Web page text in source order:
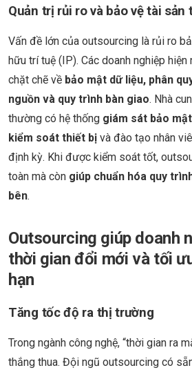
Quản trị rủi ro và bảo vệ tài sản
Vấn đề lớn của outsourcing là rủi ro
hữu trí tuệ (IP). Các doanh nghiệp
chặt chẽ về bảo mật dữ liệu, phân
nguồn và quy trình bàn giao. Nhà
thường có hệ thống giám sát bảo
kiểm soát thiết bị và đào tạo nhân
định kỳ. Khi được kiểm soát tốt,
toàn mà còn giúp chuẩn hóa quy
bên.
Outsourcing giúp doanh
thời gian đổi mới và tối
hạn
Tăng tốc độ ra thị trường
Trong ngành công nghệ, “thời gian ra
thắng thua. Đội ngũ outsourcing có